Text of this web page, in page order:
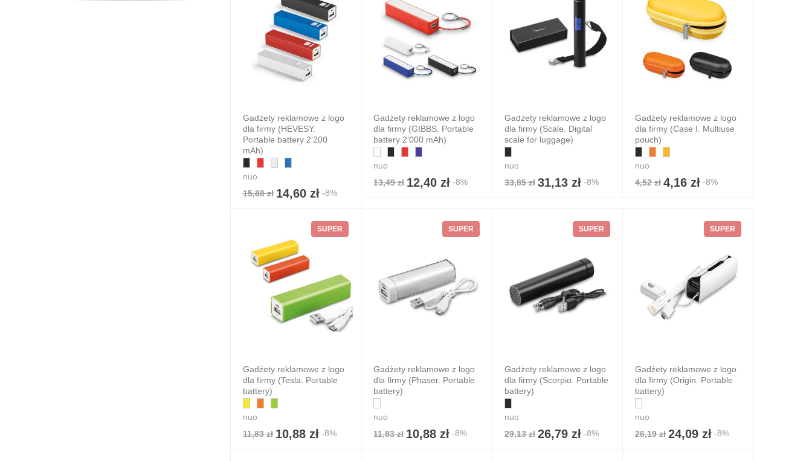
Gadżety reklamowe z logo
dla firmy (HEVESY.
Portable battery 2'200
mAh)
nuo
15,88 zł 14,60 zł-8%
Gadżety reklamowe z logo
dla firmy (GIBBS. Portable
battery 2'000 mAh)
nuo
13,49 zł 12,40 zł -8%
Gadżety reklamowe z logo
dla firmy (Scale. Digital
scale for luggage)
nuo
33,85 zł 31,13 zł-8%
Gadżety reklamowe z logo
dla firmy (Case I. Multiuse
pouch)
nuo
4,52 zł 4,16 zł -8%
SUPER
Gadżety reklamowe z logo
dla firmy (Tesla. Portable
battery)
nuo
11,83 zł 10,88 zł-8%
SUPER
Gadżety reklamowe z logo
dla firmy (Phaser. Portable
battery)
nuo
11,83 zł 10,88 zł -8%
SUPER
Gadżety reklamowe z logo
dla firmy (Scorpio. Portable
battery)
nuo
29,13 zł 26,79 zł-8%
SUPER
Gadżety reklamowe z logo
dla firmy (Origin. Portable
battery)
nuo
26,19 zł 24,09 zł -8%